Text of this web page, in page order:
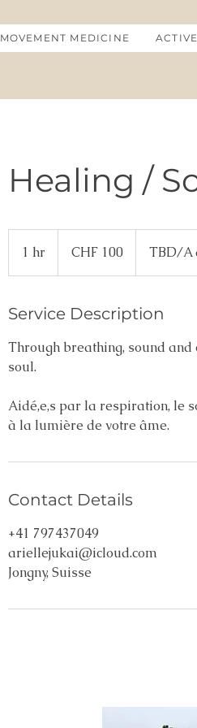
MOVEMENT MEDICINE
Healing /
1 hr
h
francsCHF 100 TBD/A
Service Description
Through breathing, sound
soul.
Aidé,e,s par la respiration, le
à la lumière de votre âme.
Contact Details
+41 797437049
ariellejukai@icloud.com
Jongny, Suisse